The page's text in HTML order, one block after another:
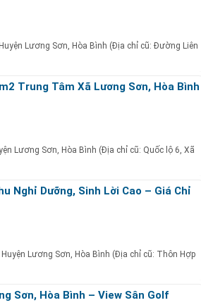
Lương Sơn, Hòa Bình (Địa chỉ cũ: Đường Liên
Trung Tâm Xã Lương Sơn, Hòa Bình
Lương Sơn, Hòa Bình (Địa chỉ cũ: Quốc lộ 6, Xã
Nghỉ Dưỡng, Sinh Lời Cao – Giá Chỉ
Lương Sơn, Hòa Bình (Địa chỉ cũ: Thôn Hợp
Sơn, Hòa Bình – View Sân Golf